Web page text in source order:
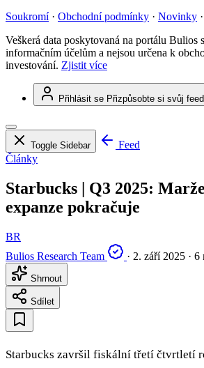
Soukromí · Obchodní podmínky · Novinky ·
Veškerá data poskytovaná na portálu Bulios
informačním účelům a nejsou určena k
investování. Zjistit více
Přihlásit se Přizpůsobte si svůj feed
Toggle Sidebar
Feed
Články
Starbucks | Q3 2025:
expanze pokračuje
BR
Bulios Research Team
· 2. září 2025 · 6
Shrnout
Sdílet
Starbucks završil fiskální třetí čtvrtletí